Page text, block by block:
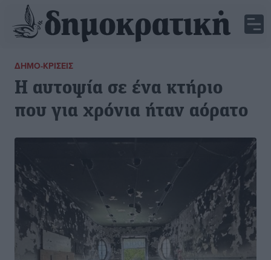
ΔΗΜΟ-ΚΡΊΣΕΙΣ
Η αυτοψία σε ένα κτήριο
που για χρόνια ήταν αόρατο